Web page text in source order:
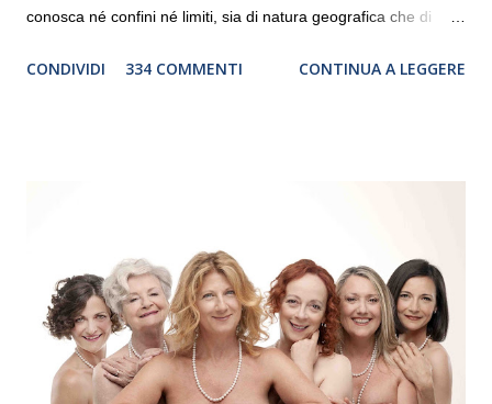
conosca né confini né limiti, sia di natura geografica che di
debutterà il 10 settembre a Heiden, in Germania, e toccherà, in
“Settembre dell’Accademia” dove si esibirà per il secondo anno
consecutivo. Il pubblico milanese avrà il piacere di applaudire i
giovani artisti della Baltic Sea Youth Philharmonic per la quarta
volta. L’orchestra, fondata nel 2008 da Kristjan Järvi (affiancato
da un prestigioso consiglio di consulent...
CONDIVIDI 334 COMMENTI CONTINUA A LEGGERE